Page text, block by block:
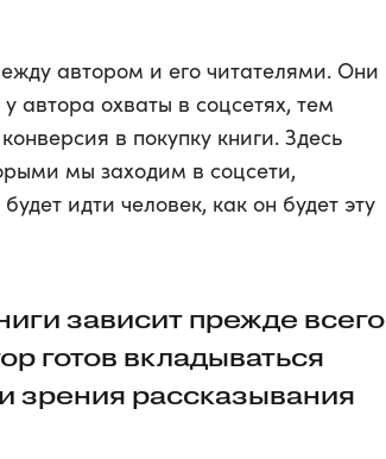
автором и его читателями. Они
автора охваты в соцсетях, тем
в покупку книги. Здесь
мы заходим в соцсети,
идти человек, как он будет эту
зависит прежде всего
готов вкладываться
зрения рассказывания